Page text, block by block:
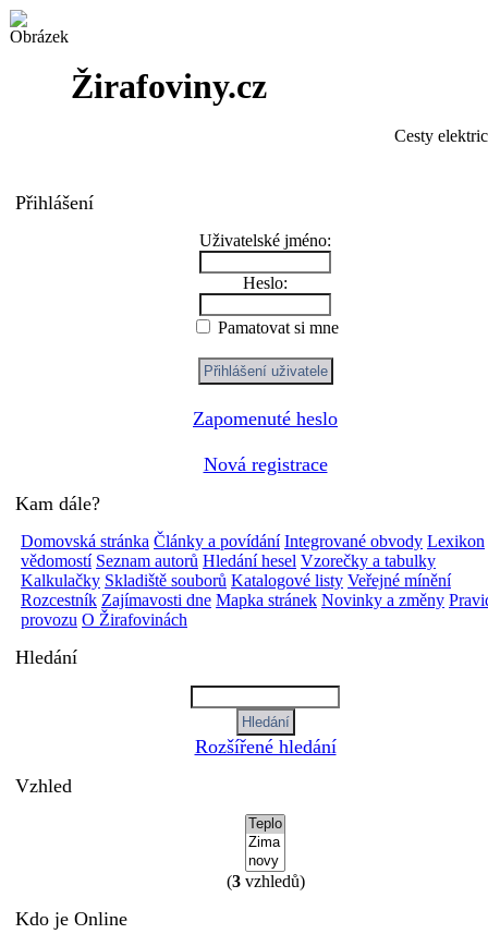
Žirafoviny.cz
Cesty
Přihlášení
Uživatelské jméno:
Heslo:
Pamatovat si mne
Zapomenuté heslo
Nová registrace
Kam dále?
Domovská stránka Články a povídání Integrované obvody Lexikon
vědomostí Seznam autorů Hledání hesel Vzorečky a tabulky
Kalkulačky Skladiště souborů Katalogové listy Veřejné mínění
Rozcestník Zajímavosti dne Mapka stránek Novinky a změny
provozu O Žirafovinách
Hledání
Rozšířené hledání
Vzhled
(3vzhledů)
Kdo je Online